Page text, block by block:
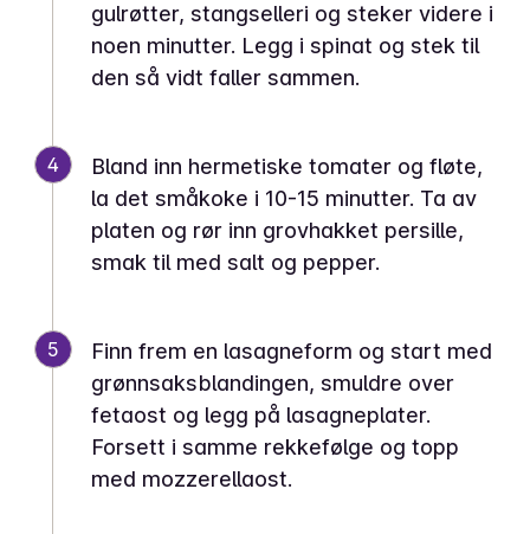
gulrøtter, stangselleri og steker videre i
noen minutter. Legg i spinat og stek til
den så vidt faller sammen.
4
Bland inn hermetiske tomater og fløte,
la det småkoke i 10-15 minutter. Ta av
platen og rør inn grovhakket persille,
smak til med salt og pepper.
5
Finn frem en lasagneform og start med
grønnsaksblandingen, smuldre over
fetaost og legg på lasagneplater.
Forsett i samme rekkefølge og topp
med mozzerellaost.